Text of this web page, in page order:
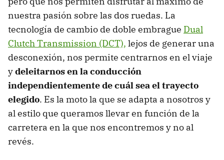
nuestra pasión sobre las dos ruedas. La
tecnología de cambio de doble embrague Dual
Clutch Transmission (DCT), lejos de generar una
desconexión, nos permite centrarnos en el viaje
ydeleitarnos enla conducción
independientemente de cuál sea el trayecto
elegido. Es la moto la que se adapta a nosotros y
al estilo que queramos llevar en función de la
carretera en la que nos encontremos y no al
revés.